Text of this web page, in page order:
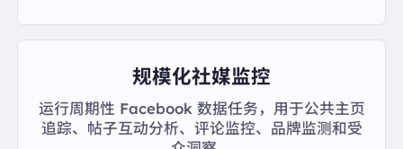
规模化社媒监控
运行周期性 Facebook 数据任务，用于公共主页
追踪、帖子互动分析、评论监控、品牌监测和受